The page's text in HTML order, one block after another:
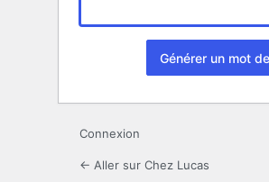
Connexion
← Aller sur Chez Lucas